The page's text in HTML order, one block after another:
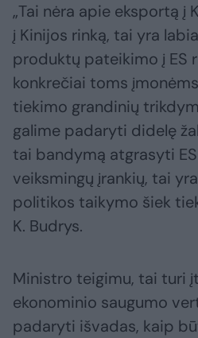
„Tai nėra apie eksportą į
į Kinijos rinką, tai yra
produktų pateikimo į ES
konkrečiai toms
tiekimo grandinių
galime padaryti didelę
tai bandymą atgrasyti
veiksmingų įrankių, tai
politikos taikymo šiek
K. Budrys.
Ministro teigimu, tai turi
ekonominio saugumo
padaryti išvadas, kaip